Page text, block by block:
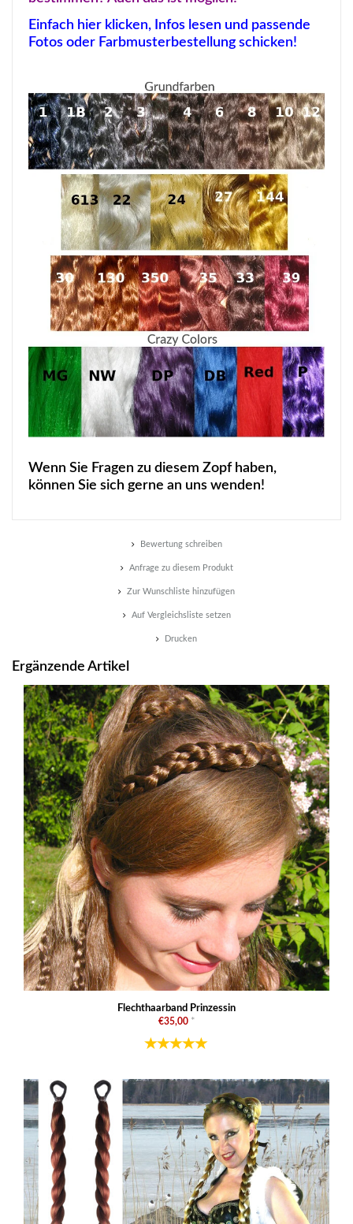
Einfach hier klicken, Infos lesen und passende
Fotos oder Farbmusterbestellung schicken!
Wenn Sie Fragen zu diesem Zopf haben,
können Sie sich gerne an uns wenden!
Bewertung schreiben
Anfrage zu diesem Produkt
Zur Wunschliste hinzufügen
Auf Vergleichsliste setzen
Drucken
Ergänzende Artikel
Flechthaarband Prinzessin
€35,00 *